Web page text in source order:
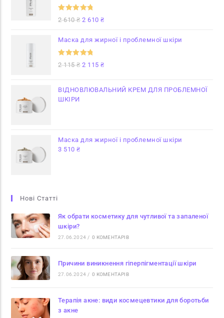
Оцінено в
2 610₴ 2 610₴
Маска для жирної і проблемної шкіри
Оцінено в
2 115₴ 2 115₴
ВІДНОВЛЮВАЛЬНИЙ КРЕМ ДЛЯ ПРОБЛЕМНОЇ
ШКІРИ
Маска для жирної і проблемної шкіри
3 510₴
Нові Статті
Як обрати косметику для чутливої та запаленої
шкіри?
27.06.2024 / 0 КОМЕНТАРІВ
Причини виникнення гіперпігментації шкіри
27.06.2024 / 0 КОМЕНТАРІВ
Терапія акне: види космецевтики для боротьби
з акне